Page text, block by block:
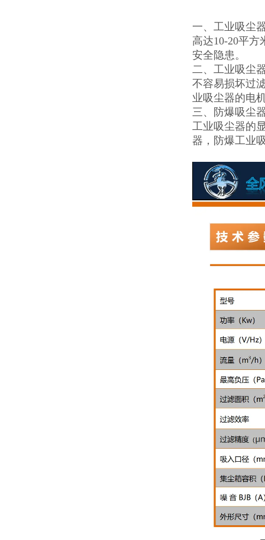
一、工业吸尘
高达10-20平
安全隐患。
二、工业吸尘
不容易损坏过
业吸尘器的电
三、防爆吸尘
工业吸尘器的
器，防爆工业